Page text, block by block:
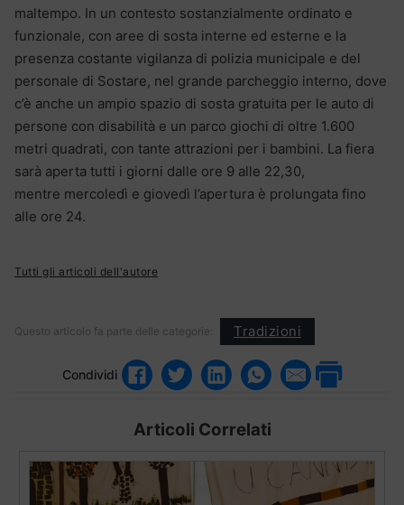
maltempo. In un contesto sostanzialmente ordinato e
funzionale, con aree di sosta interne ed esterne e la
presenza costante vigilanza di polizia municipale e del
personale di Sostare, nel grande parcheggio interno, dove
c’è anche un ampio spazio di sosta gratuita per le auto di
persone con disabilità e un parco giochi di oltre 1.600
metri quadrati, con tante attrazioni per i bambini. La fiera
sarà aperta tutti i giorni dalle ore 9 alle 22,30,
mentre mercoledì e giovedì l’apertura è prolungata fino
alle ore 24.
Tutti gli articoli dell'autore
Questo articolo fa parte delle categorie: Tradizioni
Condividi
Articoli Correlati